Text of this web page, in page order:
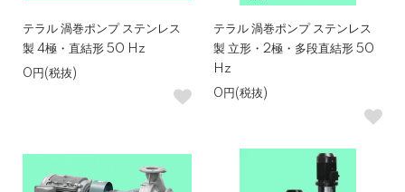
テラル 渦巻ポンプ ステンレス
製 4極・直結形 50 Hz
0円(税抜)
テラル 渦巻ポンプ ステンレス
製 立形・2極・多段直結形 50
Hz
0円(税抜)